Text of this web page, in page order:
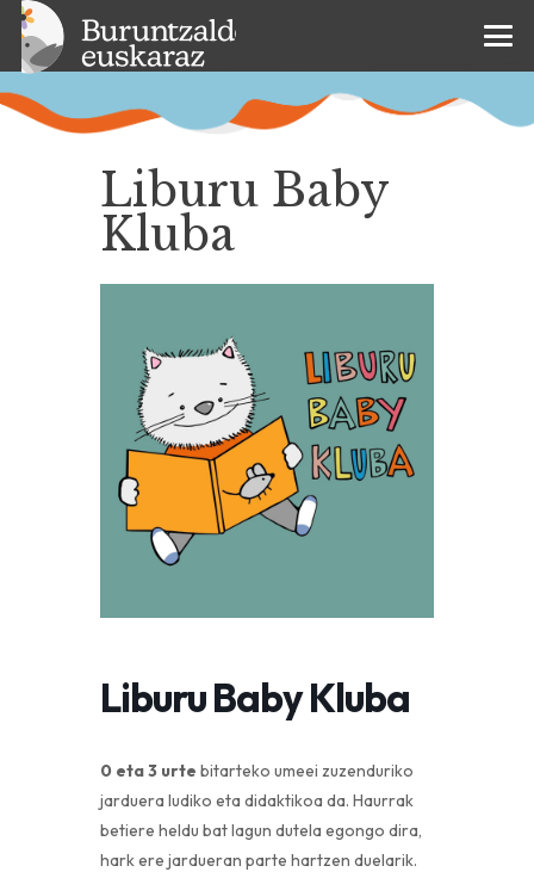
Liburu Baby
Kluba
Liburu Baby Kluba
0 eta 3 urte bitarteko umeei zuzenduriko
jarduera ludiko eta didaktikoa da. Haurrak
betiere heldu bat lagun dutela egongo dira,
hark ere jardueran parte hartzen duelarik.